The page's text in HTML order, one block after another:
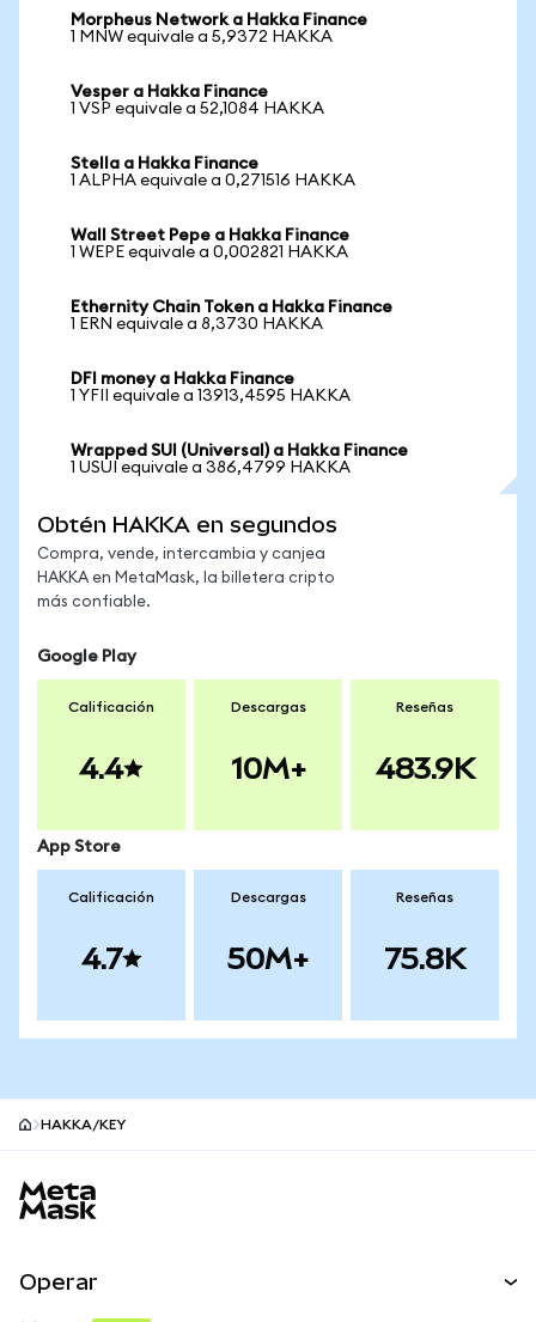
Morpheus Network a Hakka Finance
1 MNW equivale a 5,9372 HAKKA
Vesper a Hakka Finance
1 VSP equivale a 52,1084 HAKKA
Stella a Hakka Finance
1 ALPHA equivale a 0,271516 HAKKA
Wall Street Pepe a Hakka Finance
1 WEPE equivale a 0,002821 HAKKA
Ethernity Chain Token a Hakka Finance
1 ERN equivale a 8,3730 HAKKA
DFI money a Hakka Finance
1 YFII equivale a 13913,4595 HAKKA
Wrapped SUI (Universal) a Hakka Finance
1 USUI equivale a 386,4799 HAKKA
Obtén HAKKA en segundos
Compra, vende, intercambia y canjea
HAKKA en MetaMask, la billetera cripto
más confiable.
Google Play
Calificación
4.4
Descargas
10M+
Reseñas
483.9K
App Store
Calificación
4.7
Descargas
50M+
Reseñas
75.8K
HAKKA/KEY
Operar